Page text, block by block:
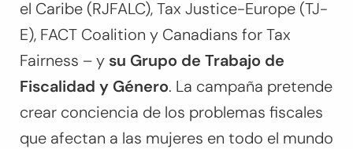
el Caribe (RJFALC), Tax Justice-Europe (TJ-
E), FACT Coalition y Canadians for Tax
Fairness – y su Grupo de Trabajo de
Fiscalidad y Género. La campaña pretende
crear conciencia de los problemas fiscales
que afectan a las mujeres en todo el mundo